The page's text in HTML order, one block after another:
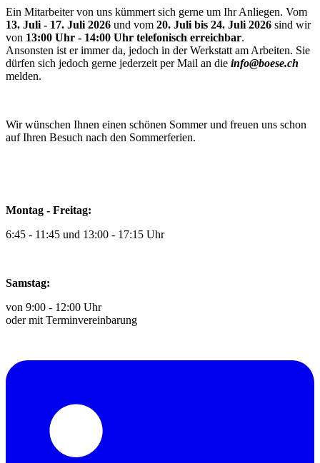
Ein Mitarbeiter von uns kümmert sich gerne um Ihr Anliegen. Vom
13. Juli - 17. Juli 2026 und vom 20. Juli bis 24. Juli 2026 sind wir
von 13:00 Uhr - 14:00 Uhr telefonisch erreichbar.
Ansonsten ist er immer da, jedoch in der Werkstatt am Arbeiten. Sie
dürfen sich jedoch gerne jederzeit per Mail an die info@boese.ch
melden.
Wir wünschen Ihnen einen schönen Sommer und freuen uns schon
auf Ihren Besuch nach den Sommerferien.
Montag - Freitag:
6:45 - 11:45 und 13:00 - 17:15 Uhr
Samstag:
von 9:00 - 12:00 Uhr
oder mit Terminvereinbarung